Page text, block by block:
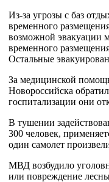
Из-за угрозы с баз
временного
возможной эвакуации
временного
Остальные
За медицинской
Новороссийска
госпитализации они
В тушении
300 человек,
один самолет
МВД возбудило
или повреждение